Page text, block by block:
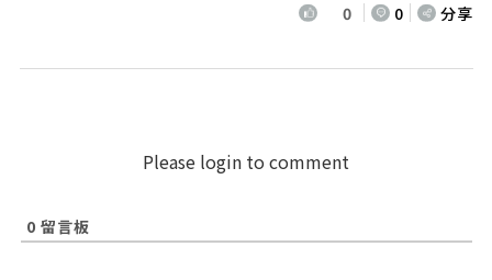
0 0 分享
Please login to comment
0 留言板